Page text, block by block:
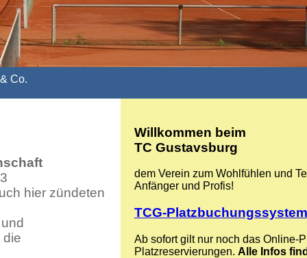
Co.
hier zündeten
die
Willkommen beim
TC Gustavsburg
dem Verein zum Wohlfühlen und
Anfänger und Profis!
TCG-Platzbuchungssystem
Ab sofort gilt nur noch das Online-
Platzreservierungen. Alle Infos